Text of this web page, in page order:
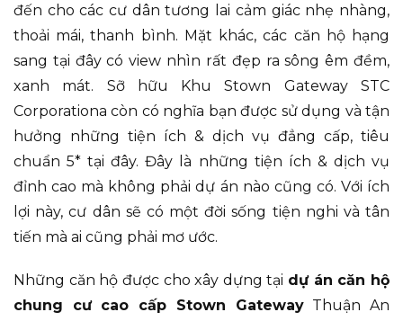
đến cho các cư dân tương lai cảm giác nhẹ nhàng,
thoải mái, thanh bình. Mặt khác, các căn hộ hạng
sang tại đây có view nhìn rất đẹp ra sông êm đềm,
xanh mát. Sỡ hữu Khu Stown Gateway STC
Corporationa còn có nghĩa bạn được sử dụng và tận
hưởng những tiện ích & dịch vụ đẳng cấp, tiêu
chuẩn 5* tại đây. Đây là những tiện ích & dịch vụ
đỉnh cao mà không phải dự án nào cũng có. Với ích
lợi này, cư dân sẽ có một đời sống tiện nghi và tân
tiến mà ai cũng phải mơ ước.
Những căn hộ được cho xây dựng tại dự án căn hộ
chung cư cao cấp Stown GatewayThuận An